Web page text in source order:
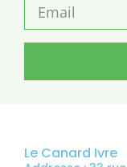
Le Canard Ivre